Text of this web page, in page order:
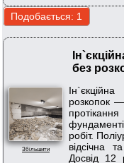
Збільшити
без
розкопок
робіт.
відсічна
Досвід 12